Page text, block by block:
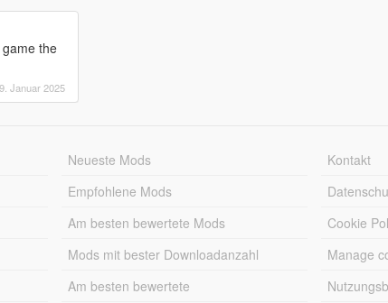
the
Januar 2025
Neueste Mods
Empfohlene Mods
Am besten bewertete Mods
Mods mit bester Downloadanzahl
Am besten bewertete
Kontakt
Cookie
Manage